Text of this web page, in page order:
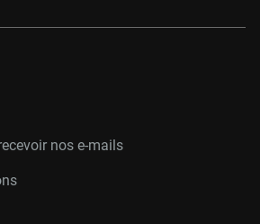
nos e-mails